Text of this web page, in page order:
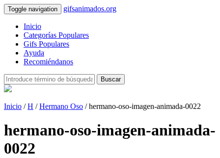
Toggle navigation gifsanimados.org
Inicio
Categorías Populares
Gifs Populares
Ayuda
Recomiéndanos
Buscar
Inicio /H /Hermano Oso / hermano-oso-imagen-animada-0022
hermano-oso-imagen-animada-
0022